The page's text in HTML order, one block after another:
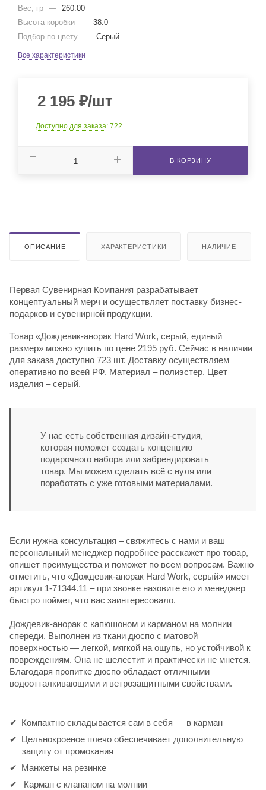
Вес, гр — 260.00
Высота коробки — 38.0
Подбор по цвету — Серый
Все характеристики
2 195 ₽/шт
Доступно для заказа: 722
В КОРЗИНУ
ОПИСАНИЕ ХАРАКТЕРИСТИКИ НАЛИЧИЕ
Первая Сувенирная Компания разрабатывает
концептуальный мерч и осуществляет поставку бизнес-
подарков и сувенирной продукции.
Товар «Дождевик-анорак Hard Work, серый, единый
размер» можно купить по цене 2195 руб. Сейчас в наличии
для заказа доступно 723 шт. Доставку осуществляем
оперативно по всей РФ. Материал – полиэстер. Цвет
изделия – серый.
У нас есть собственная дизайн-студия,
которая поможет создать концепцию
подарочного набора или забрендировать
товар. Мы можем сделать всё с нуля или
поработать с уже готовыми материалами.
Если нужна консультация – свяжитесь с нами и ваш
персональный менеджер подробнее расскажет про товар,
опишет преимущества и поможет по всем вопросам. Важно
отметить, что «Дождевик-анорак Hard Work, серый» имеет
артикул 1-71344.11 – при звонке назовите его и менеджер
быстро поймет, что вас заинтересовало.
Дождевик-анорак с капюшоном и карманом на молнии
спереди. Выполнен из ткани дюспо с матовой
поверхностью — легкой, мягкой на ощупь, но устойчивой к
повреждениям. Она не шелестит и практически не мнется.
Благодаря пропитке дюспо обладает отличными
водоотталкивающими и ветрозащитными свойствами.
Компактно складывается сам в себя — в карман
Цельнокроеное плечо обеспечивает дополнительную
защиту от промокания
Манжеты на резинке
Карман с клапаном на молнии